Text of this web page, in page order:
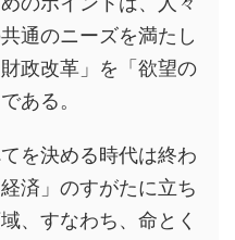
通のニーズを満たし
政改革」を「欲望の
ある。
を決める時代は終わ
済」のすがたに立ち
、すなわち、命とく